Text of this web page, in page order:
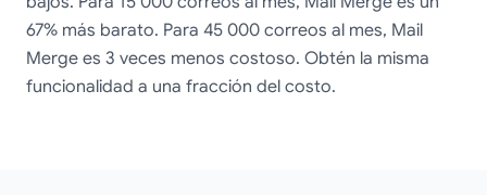
67% más barato. Para 45 000 correos al mes, Mail
Merge es 3 veces menos costoso. Obtén la misma
funcionalidad a una fracción del costo.